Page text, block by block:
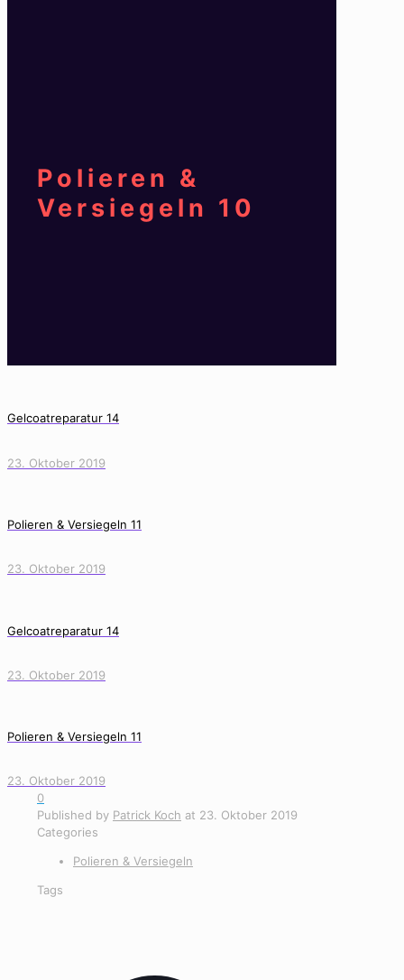
Polieren &
Versiegeln 10
Gelcoatreparatur 14
23. Oktober 2019
Polieren & Versiegeln 11
23. Oktober 2019
Gelcoatreparatur 14
23. Oktober 2019
Polieren & Versiegeln 11
23. Oktober 2019
0
Published by Patrick Koch at 23. Oktober 2019
Categories
Polieren & Versiegeln
Tags